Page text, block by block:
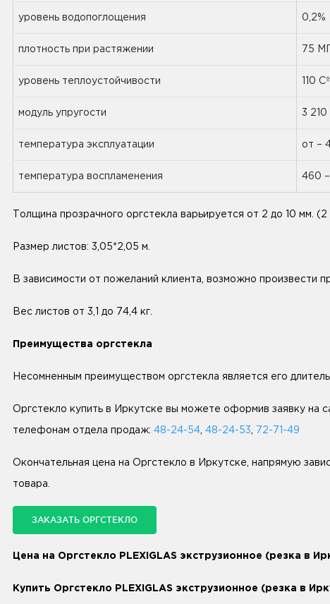
уровень водопоглощения 0,2%
плотность при растяжении 75
уровень теплоустойчивости 110 Сº
модуль упругости 3
температура эксплуатации от –
температура воспламенения 460
Толщина прозрачного оргстекла варьируется от 2 до 10 мм.
Размер листов: 3,05*2,05 м.
В зависимости от пожеланий клиента, возможно произвести
Вес листов от 3,1 до 74,4 кг.
Преимущества оргстекла
Несомненным преимуществом оргстекла является его
Оргстекло купить в Иркутске вы можете оформив заявку на
телефонам отдела продаж: 48-24-54 48-24-53 72-71-49
Окончательная цена на Оргстекло в Иркутске, напрямую
товара.
ЗАКАЗАТЬ ОРГСТЕКЛО
Цена на Оргстекло PLEXIGLAS экструзионное (резка в
Купить Оргстекло PLEXIGLAS экструзионное (резка в